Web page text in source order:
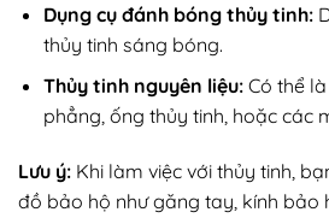
Dụng cụ đánh bóng thủy tinh:
thủy tinh sáng bóng.
Thủy tinh nguyên liệu:Có thể
phẳng, ống thủy tinh, hoặc các
Lưu ý: Khi làm việc với thủy tinh,
đồ bảo hộ như găng tay, kính bảo